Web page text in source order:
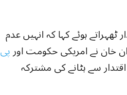
ہوئے کہا کہ انہیں عدم
خان نے امریکی حکومت اورپی
اقتدار سے ہٹانے کی مشترکہ